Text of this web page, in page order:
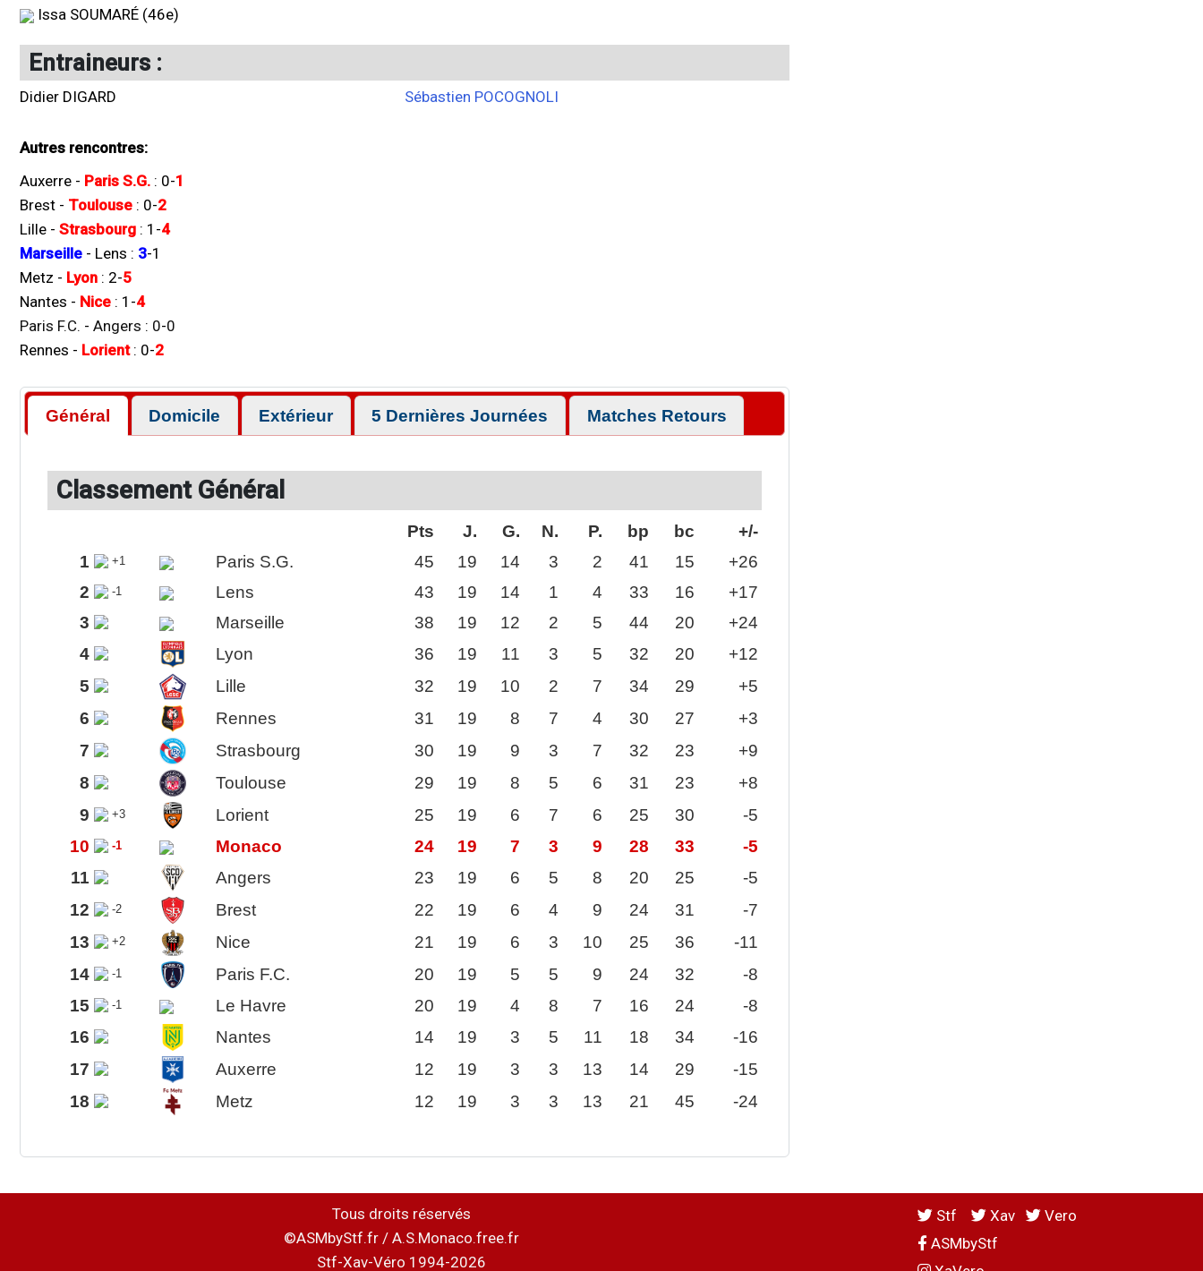
Issa SOUMARÉ (46e)
Entraineurs :
Didier DIGARD Sébastien POCOGNOLI
Autres rencontres:
Auxerre - Paris S.G. : 0-1
Brest - Toulouse : 0-2
Lille - Strasbourg : 1 -4
Marseille - Lens : 3-1
Metz - Lyon : 2-5
Nantes - Nice : 1 -4
Paris F.C. - Angers : 0-0
Rennes - Lorient: 0-2
Général Domicile Extérieur 5 Dernières Journées Matches Retours
Classement Général
Pts J. G. N. P. bp bc
+/-
1
+1 Paris S.G. 45 19 14 3 2 41 15
+26
2
-1 Lens 43 19 14 1 4 33 16
+17
3
Marseille 38 19 12 2 5 44 20
+24
4
Lyon 36 19 11 3 5 32 20
+12
5
Lille 32 19 10 2 7 34 29
+5
6
Rennes 31 19 8 7 4 30 27
+3
7
Strasbourg 30 19 9 3 7 32 23
+9
8
Toulouse 29 19 8 5 6 31 23
+8
9
+3 Lorient 25 19 6 7 6 25 30
-5
10
-1 Monaco 24 19 7 3 9 28 33
-5
11
Angers 23 19 6 5 8 20 25
-5
12
-2 Brest 22 19 6 4 9 24 31
-7
13
+2 Nice 21 19 6 3 10 25 36
-11
14
-1 Paris F.C. 20 19 5 5 9 24 32
-8
15
-1 Le Havre 20 19 4 8 7 16 24
-8
16
Nantes 14 19 3 5 11 18 34
-16
17
Auxerre 12 19 3 3 13 14 29
-15
18
Metz 12 19 3 3 13 21 45 -24
Tous droits réservés
©ASMbyStf.fr / A.S.Monaco.free.fr
Stf-Xav-Véro 1994-2026
Stf Xav
Vero
ASMbyStf